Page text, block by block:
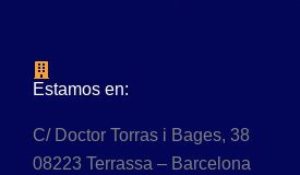
Estamos en:
C/ Doctor Torras i Bages, 38
08223 Terrassa – Barcelona